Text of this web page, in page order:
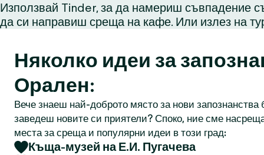
Използвай Tinder, за да намериш съвпадение
да си направиш среща на кафе. Или излез на
Няколко идеи за
Орален:
Вече знаеш най-доброто място за нови
заведеш новите си приятели? Споко, ние сме
места за среща и популярни идеи в този град:
Къща-музей на Е.И. Пугачева